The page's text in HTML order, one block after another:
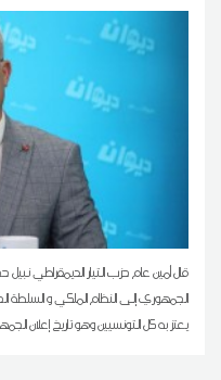
يعتز به كل التونسيين وهو تاريخ إعلان